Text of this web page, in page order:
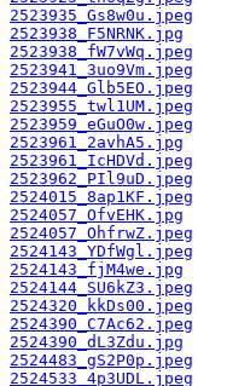
2523935_Gs8w0u.jpeg
2523938_F5NRNK.jpg
2523938_fW7vWq.jpeg
2523941_3uo9Vm.jpeg
2523944_Glb5EO.jpeg
2523955_twl1UM.jpeg
2523959_eGuO0w.jpeg
2523961_2avhA5.jpg
2523961_IcHDVd.jpeg
2523962_PIl9uD.jpeg
2524015_8ap1KF.jpeg
2524057_OfvEHK.jpg
2524057_OhfrwZ.jpeg
2524143_YDfWgl.jpeg
2524143_fjM4we.jpg
2524144_SU6kZ3.jpeg
2524320_kkDs00.jpeg
2524390_C7Ac62.jpeg
2524390_dL3Zdu.jpg
2524483_gS2P0p.jpeg
2524533_4p3UDL.jpeg